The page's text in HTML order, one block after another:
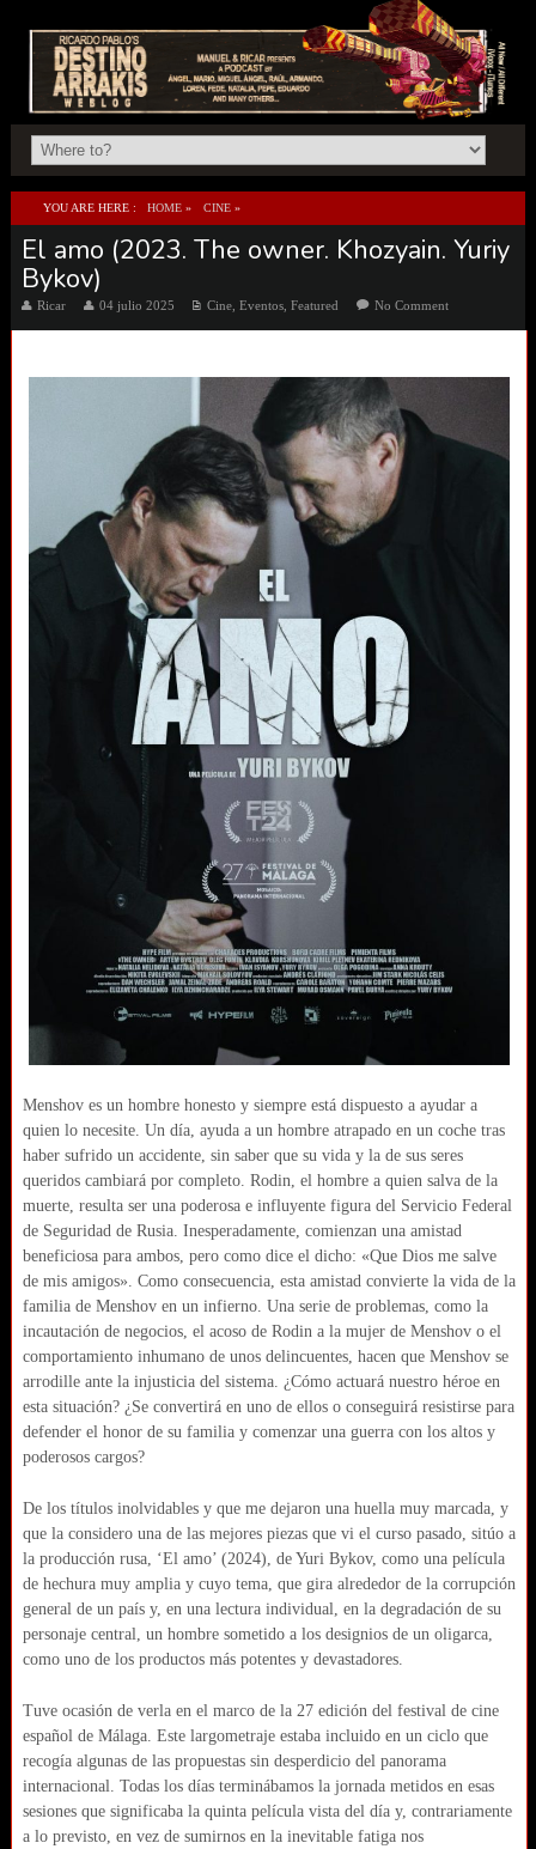
YOU ARE HERE : HOME » CINE »
EL AMO (2023. THE OWNER. KHOZYAIN. YURIY BYKOV)
El amo (2023. The owner. Khozyain. Yuriy
Bykov)
Ricar 04 julio 2025 Cine, Eventos, Featured No Comment
Menshov es un hombre honesto y siempre está dispuesto a ayudar a
quien lo necesite. Un día, ayuda a un hombre atrapado en un coche tras
haber sufrido un accidente, sin saber que su vida y la de sus seres
queridos cambiará por completo. Rodin, el hombre a quien salva de la
muerte, resulta ser una poderosa e influyente figura del Servicio Federal
de Seguridad de Rusia. Inesperadamente, comienzan una amistad
beneficiosa para ambos, pero como dice el dicho: «Que Dios me salve
de mis amigos». Como consecuencia, esta amistad convierte la vida de la
familia de Menshov en un infierno. Una serie de problemas, como la
incautación de negocios, el acoso de Rodin a la mujer de Menshov o el
comportamiento inhumano de unos delincuentes, hacen que Menshov se
arrodille ante la injusticia del sistema. ¿Cómo actuará nuestro héroe en
esta situación? ¿Se convertirá en uno de ellos o conseguirá resistirse para
defender el honor de su familia y comenzar una guerra con los altos y
poderosos cargos?
De los títulos inolvidables y que me dejaron una huella muy marcada, y
que la considero una de las mejores piezas que vi el curso pasado, sitúo a
la producción rusa, ‘El amo’ (2024), de Yuri Bykov, como una película
de hechura muy amplia y cuyo tema, que gira alrededor de la corrupción
general de un país y, en una lectura individual, en la degradación de su
personaje central, un hombre sometido a los designios de un oligarca,
como uno de los productos más potentes y devastadores.
Tuve ocasión de verla en el marco de la 27 edición del festival de cine
español de Málaga. Este largometraje estaba incluido en un ciclo que
recogía algunas de las propuestas sin desperdicio del panorama
internacional. Todas los días terminábamos la jornada metidos en esas
sesiones que significaba la quinta película vista del día y, contrariamente
a lo previsto, en vez de sumirnos en la inevitable fatiga nos